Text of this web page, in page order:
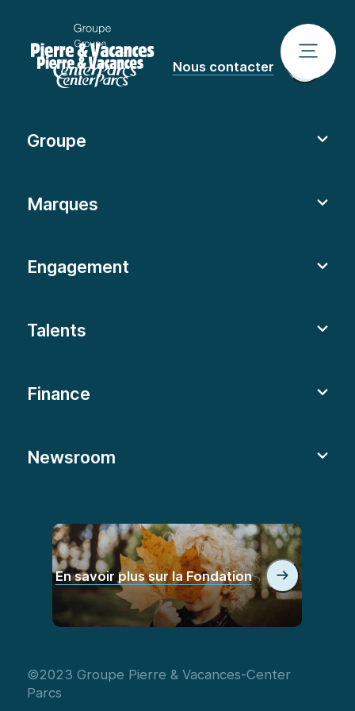
Nous contacter
Groupe
Marques
Engagement
Talents
Finance
Newsroom
En savoir plus sur la Fondation
©2023 Groupe Pierre & Vacances-Center
Parcs